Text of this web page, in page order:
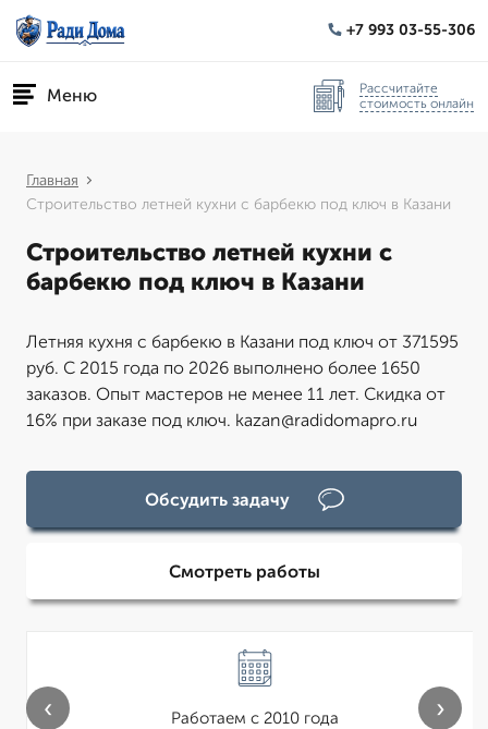
+7 993 03-55-306
Меню
Рассчитайте
стоимость онлайн
Главная
Строительство летней кухни с барбекю под ключ в Казани
Строительство летней кухни с
барбекю под ключ в Казани
Летняя кухня с барбекю в Казани под ключ от 371595
руб. С 2015 года по 2026 выполнено более 1650
заказов. Опыт мастеров не менее 11 лет. Скидка от
16% при заказе под ключ. kazan@radidomapro.ru
Обсудить задачу
Смотреть работы
Работаем с 2010 года
‹ ›